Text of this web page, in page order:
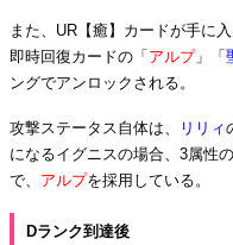
また、UR【癒】カードが手に
即時回復カードの「 アルプ」「
ングでアンロックされる。
攻撃ステータス自体は、 リリィ
になるイグニスの場合、3属性
で、 アルプを採用している。
Dランク到達後